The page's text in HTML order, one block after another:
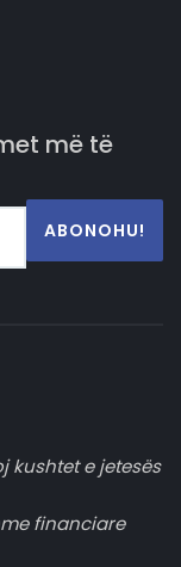
më të
ABONOHU!
kushtet e jetesës
financiare